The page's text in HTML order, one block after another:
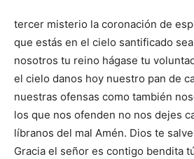
tercer misterio la coronación de
que estás en el cielo santificado
nosotros tu reino hágase tu
el cielo danos hoy nuestro pan de
nuestras ofensas como también
los que nos ofenden no nos dejes
líbranos del mal Amén. Dios te
Gracia el señor es contigo bendita